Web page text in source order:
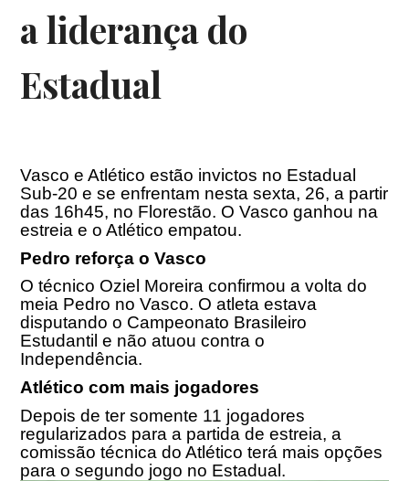
a liderança do
Estadual
Vasco e Atlético estão invictos no Estadual
Sub-20 e se enfrentam nesta sexta, 26, a partir
das 16h45, no Florestão. O Vasco ganhou na
estreia e o Atlético empatou.
Pedro reforça o Vasco
O técnico Oziel Moreira confirmou a volta do
meia Pedro no Vasco. O atleta estava
disputando o Campeonato Brasileiro
Estudantil e não atuou contra o
Independência.
Atlético com mais jogadores
Depois de ter somente 11 jogadores
regularizados para a partida de estreia, a
comissão técnica do Atlético terá mais opções
para o segundo jogo no Estadual.